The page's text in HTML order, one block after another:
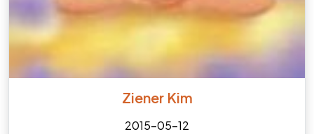
Ziener Kim
2015-05-12